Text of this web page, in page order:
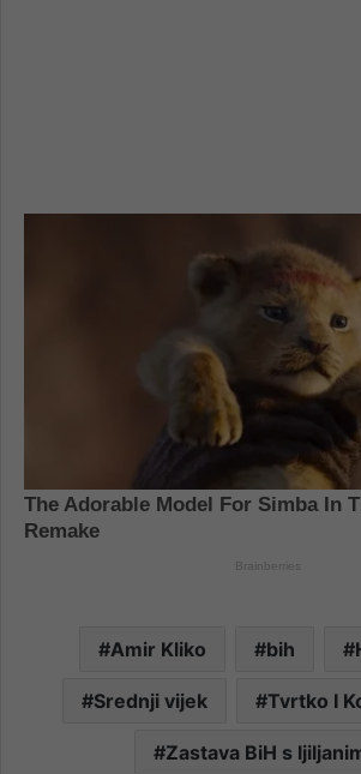
Amir Kliko bih
Srednji vijek Tvrtko I
Zastava BiH s